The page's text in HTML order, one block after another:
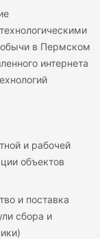
в Пермском
интернета
и рабочей
объектов
и поставка
сбора и